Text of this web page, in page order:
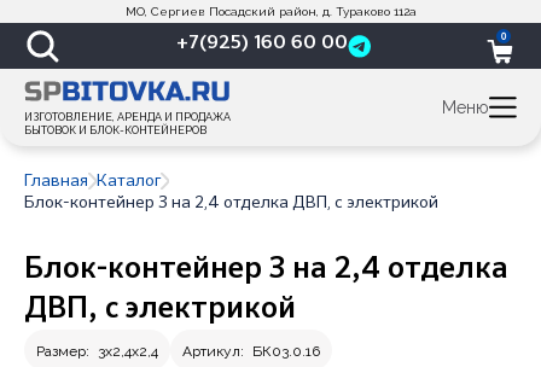
МО, Сергиев Посадский район, д. Тураково 112а
ИЗГОТОВЛЕНИЕ, АРЕНДА И ПРОДАЖА
БЫТОВОК И БЛОК-КОНТЕЙНЕРОВ
+7(925) 160 60 00 0
Меню
Главная
Каталог
Блок-контейнер 3 на 2,4 отделка ДВП, с электрикой
Блок-контейнер 3 на 2,4 отделка
ДВП, с электрикой
Размер: 3х2,4х2,4 Артикул: БК03.0.16